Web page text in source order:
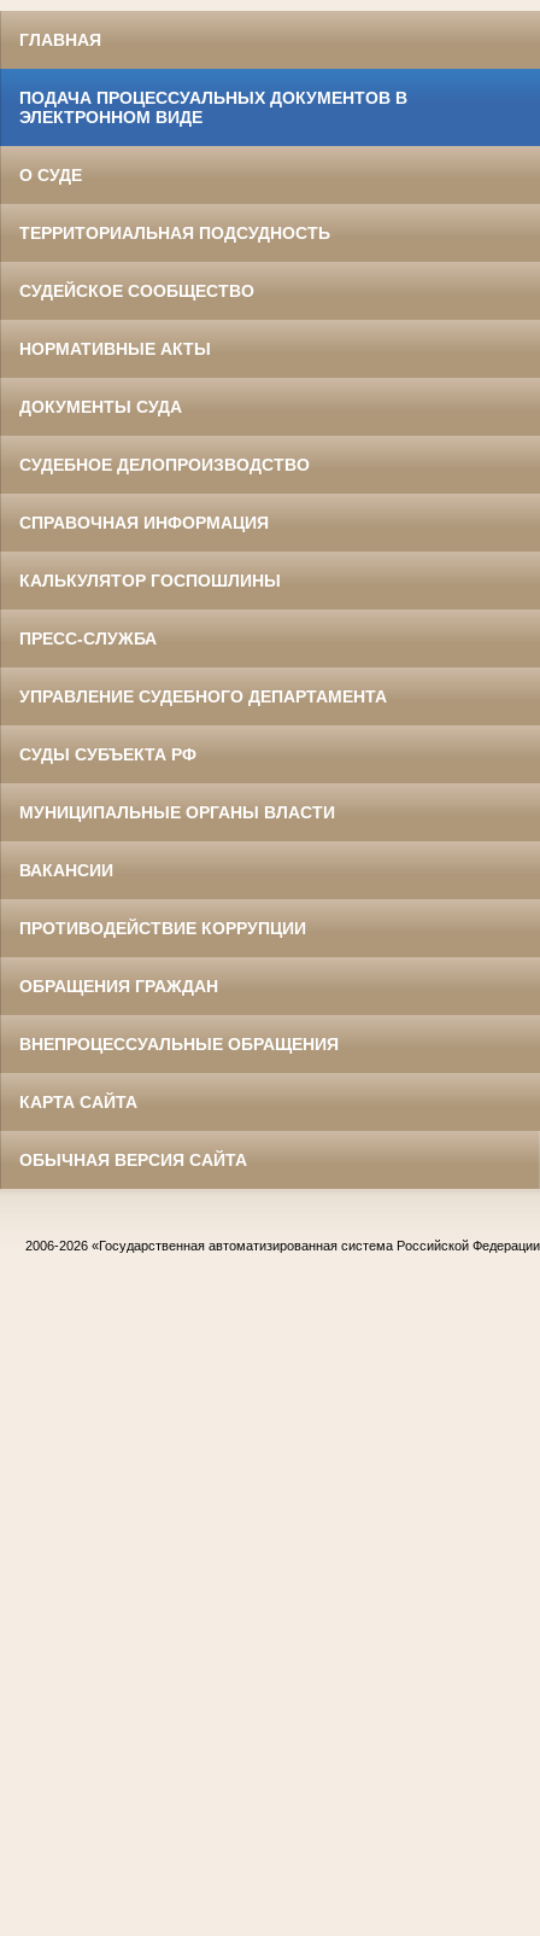
ГЛАВНАЯ
ПОДАЧА ПРОЦЕССУАЛЬНЫХ ДОКУМЕНТОВ В
ЭЛЕКТРОННОМ ВИДЕ
О СУДЕ
ТЕРРИТОРИАЛЬНАЯ ПОДСУДНОСТЬ
СУДЕЙСКОЕ СООБЩЕСТВО
НОРМАТИВНЫЕ АКТЫ
ДОКУМЕНТЫ СУДА
СУДЕБНОЕ ДЕЛОПРОИЗВОДСТВО
СПРАВОЧНАЯ ИНФОРМАЦИЯ
КАЛЬКУЛЯТОР ГОСПОШЛИНЫ
ПРЕСС-СЛУЖБА
УПРАВЛЕНИЕ СУДЕБНОГО ДЕПАРТАМЕНТА
СУДЫ СУБЪЕКТА РФ
МУНИЦИПАЛЬНЫЕ ОРГАНЫ ВЛАСТИ
ВАКАНСИИ
ПРОТИВОДЕЙСТВИЕ КОРРУПЦИИ
ОБРАЩЕНИЯ ГРАЖДАН
ВНЕПРОЦЕССУАЛЬНЫЕ ОБРАЩЕНИЯ
КАРТА САЙТА
ОБЫЧНАЯ ВЕРСИЯ САЙТА
2006-2026 «Государственная автоматизированная система Российской